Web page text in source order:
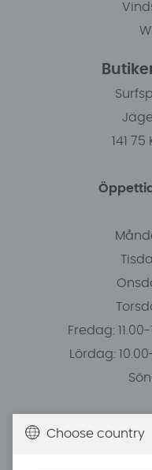
141
Fredag:
Lördag:
Du kan hämta
Choose country